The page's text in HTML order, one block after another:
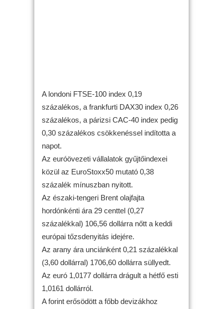
A londoni FTSE-100 index 0,19
százalékos, a frankfurti DAX30 index 0,26
százalékos, a párizsi CAC-40 index pedig
0,30 százalékos csökkenéssel indította a
napot.
Az euróövezeti vállalatok gyűjtőindexei
közül az EuroStoxx50 mutató 0,38
százalék mínuszban nyitott.
Az északi-tengeri Brent olajfajta
hordónkénti ára 29 centtel (0,27
százalékkal) 106,56 dollárra nőtt a keddi
európai tőzsdenyitás idejére.
Az arany ára unciánként 0,21 százalékkal
(3,60 dollárral) 1706,60 dollárra süllyedt.
Az euró 1,0177 dollárra drágult a hétfő esti
1,0161 dollárról.
A forint erősödött a főbb devizákhoz